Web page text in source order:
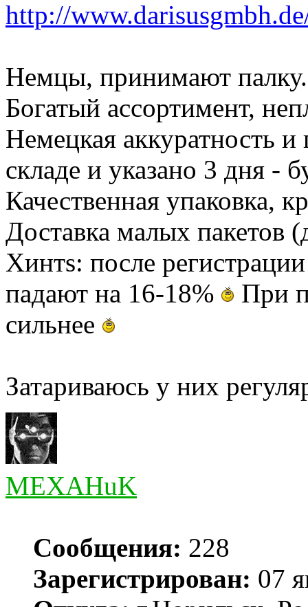
http://
Немцы, принимают палку.
Богатый ассортимент,
Немецкая аккуратность
складе и указано 3 дня -
Качественная упаковка,
Доставка малых пакетов
Хинтs: после
падают на 16-18%
При
сильнее
Затариваюсь у них
MEXAHuK
Сообщения: 228
Зарегистрирован: 07